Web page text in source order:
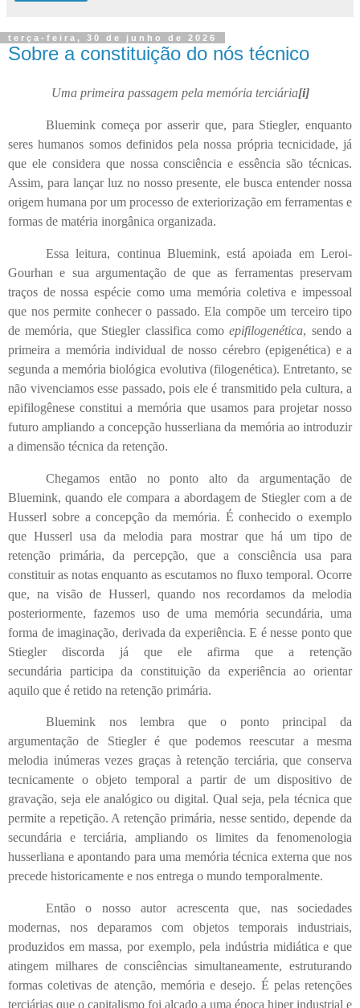
terça-feira, 30 de junho de 2026
Sobre a constituição do nós técnico
Uma primeira passagem pela memória terciária[i]
Bluemink começa por asserir que, para Stiegler, enquanto
seres humanos somos definidos pela nossa própria tecnicidade, já
que ele considera que nossa consciência e essência são técnicas.
Assim, para lançar luz no nosso presente, ele busca entender nossa
origem humana por um processo de exteriorização em ferramentas e
formas de matéria inorgânica organizada.
Essa leitura, continua Bluemink, está apoiada em Leroi-
Gourhan e sua argumentação de que as ferramentas preservam
traços de nossa espécie como uma memória coletiva e impessoal
que nos permite conhecer o passado. Ela compõe um terceiro tipo
de memória, que Stiegler classifica comoepifilogenética, sendo a
primeira a memória individual de nosso cérebro (epigenética) e a
segunda a memória biológica evolutiva (filogenética). Entretanto, se
não vivenciamos esse passado, pois ele é transmitido pela cultura, a
epifilogênese constitui a memória que usamos para projetar nosso
futuroampliando a concepção husserliana da memória ao introduzir
a dimensão técnica da retenção.
Chegamos então no ponto alto da argumentação de
Bluemink, quando ele compara a abordagem de Stiegler com a de
Husserl sobre a concepção da memória. É conhecido o exemplo
que Husserl usa da melodia para mostrar que há um tipo de
retenção primária, da percepção, que a consciência usa para
constituir as notas enquanto as escutamos no fluxo temporal. Ocorre
que, na visão de Husserl, quando nos recordamos da melodia
posteriormente, fazemos uso de uma memória secundária, uma
forma de imaginação, derivada da experiência. E é nesse ponto que
Stiegler discorda já que ele afirma que a retenção
secundária participa da constituição da experiência ao orientar
aquilo que é retido na retenção primária.
Bluemink nos lembra que o ponto principal da
argumentação de Stiegler é que podemosreescutar a mesma
melodia inúmeras vezes graças à retenção terciária, que conserva
tecnicamente o objeto temporal a partir de um dispositivo de
gravação, seja ele analógico ou digital. Qual seja, pela técnica que
permite a repetição. A retenção primária, nesse sentido, depende da
secundária e terciária, ampliando os limites da fenomenologia
husserliana e apontando para uma memória técnica externa que nos
precede historicamente e nos entrega o mundo temporalmente.
Então o nosso autor acrescenta que, nas sociedades
modernas, nos deparamos com objetos temporais industriais,
produzidos em massa, por exemplo, pela indústria midiática e que
atingem milhares de consciências simultaneamente, estruturando
formas coletivas de atenção, memória e desejo. É pelas retenções
terciárias que o capitalismo foi alçado a uma época hiper industrial e